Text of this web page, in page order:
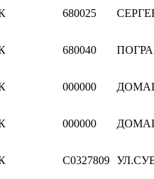
680025
680040
000000
000000
C0327809